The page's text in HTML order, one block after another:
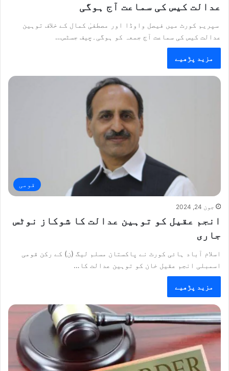
عدالت کیس کی سماعت آج ہوگی
سپریم کورٹ میں فیصل واوڈا اور مصطفیٰ کمال کے خلاف توہین
عدالت کیس کی سماعت آج جمعہ کو ہوگی۔چیف جسٹس…
مزید پڑھیے
قومی
جون 24, 2024
انجم عقیل کو توہین عدالت کا شوکاز نوٹس
جاری
اسلام آباد ہائی کورٹ نے پاکستان مسلم لیگ (ن) کے رکن قومی
اسمبلی انجم عقیل خان کو توہین عدالت کا…
مزید پڑھیے